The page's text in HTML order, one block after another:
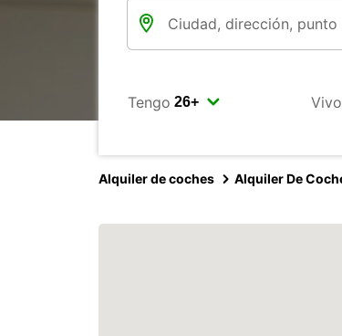
Tengo
Alquiler de coches Alquiler De